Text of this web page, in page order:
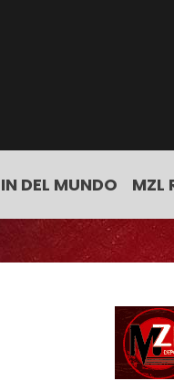
DEL MUNDO MZL